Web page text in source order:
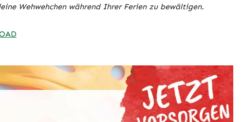
Wehwehchen während Ihrer Ferien zu bewältigen.